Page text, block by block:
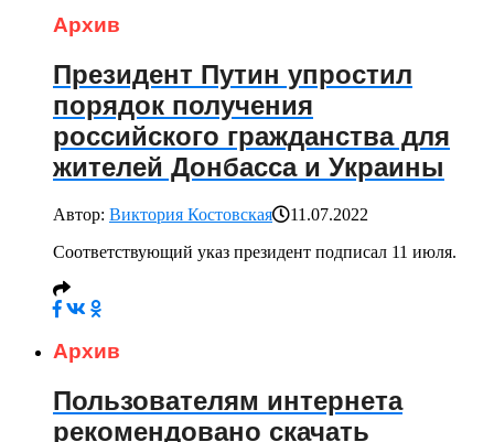
Архив
Президент Путин упростил
порядок получения
российского гражданства для
жителей Донбасса и Украины
Автор: Виктория Костовская
11.07.2022
Соответствующий указ президент подписал 11 июля.
Архив
Пользователям интернета
рекомендовано скачать